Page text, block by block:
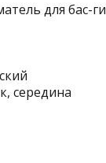
для бас-
середина